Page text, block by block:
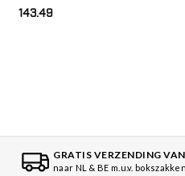
143.49
GRATIS VERZENDING
naar NL & BE m.u.v. bokszakken